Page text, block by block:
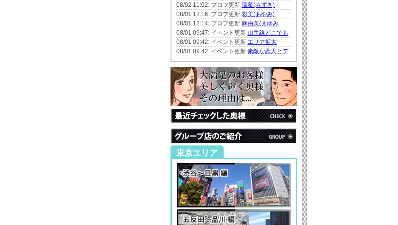
08/02 11:02: プロフ更新 瑞希(みずき)
08/01 12:16: プロフ更新 彩美(あやみ)
08/01 12:14: プロフ更新 麻由美(まゆみ
08/01 09:47: イベント更新 山手線どこでも
08/01 09:42: イベント更新 エリア拡大
08/01 09:42: イベント更新 素敵な恋人とデ
東京エリア